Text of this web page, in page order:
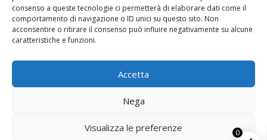
consenso a queste tecnologie ci permetterà di elaborare dati come il
comportamento di navigazione o ID unici su questo sito. Non
acconsentire o ritirare il consenso può influire negativamente su alcune
caratteristiche e funzioni.
Accetta
Nega
Visualizza le preferenze
 pithosancientart@gmail.com
 Via Roma 2 – Cerveteri RM
riservati.
0